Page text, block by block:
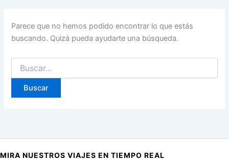
Parece que no hemos podido encontrar lo que estás
buscando. Quizá pueda ayudarte una búsqueda.
Buscar
por:
MIRA NUESTROS VIAJES EN TIEMPO REAL